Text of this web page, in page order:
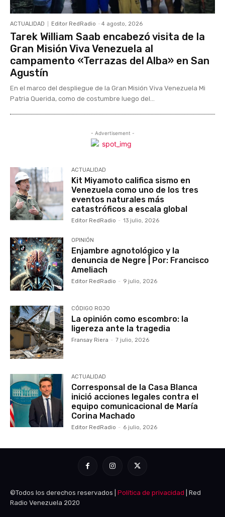
ACTUALIDAD Editor RedRadio - 4 agosto, 2026
Tarek William Saab encabezó visita de la
Gran Misión Viva Venezuela al
campamento «Terrazas del Alba» en San
Agustín
En el marco del despliegue de la Gran Misión Viva Venezuela Mi
Patria Querida, como de costumbre luego del...
- Advertisement -
ACTUALIDAD
Kit Miyamoto califica sismo en
Venezuela como uno de los tres
eventos naturales más
catastróficos a escala global
Editor RedRadio - 13 julio, 2026
OPINIÓN
Enjambre agnotológico y la
denuncia de Negre | Por: Francisco
Ameliach
Editor RedRadio - 9 julio, 2026
CÓDIGO ROJO
La opinión como escombro: la
ligereza ante la tragedia
Fransay Riera - 7 julio, 2026
ACTUALIDAD
Corresponsal de la Casa Blanca
inició acciones legales contra el
equipo comunicacional de María
Corina Machado
Editor RedRadio - 6 julio, 2026
©Todos los derechos reservados | Política de privacidad | Red
Radio Venezuela 2020